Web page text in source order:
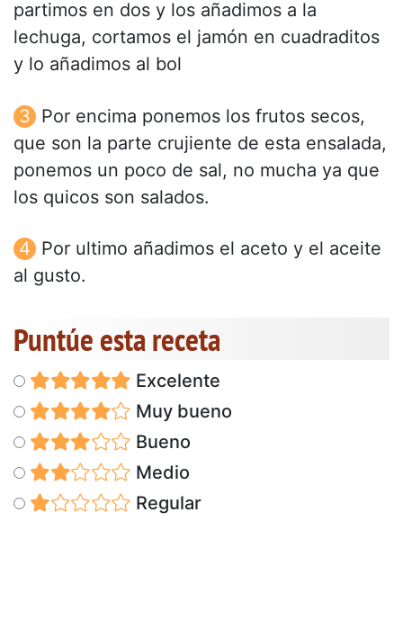
partimos en dos y los añadimos a la
lechuga, cortamos el jamón en cuadraditos
y lo añadimos al bol
Por encima ponemos los frutos secos,
que son la parte crujiente de esta ensalada,
ponemos un poco de sal, no mucha ya que
los quicos son salados.
Por ultimo añadimos el aceto y el aceite
al gusto.
Puntúe esta receta
Excelente
Muy bueno
Bueno
Medio
Regular